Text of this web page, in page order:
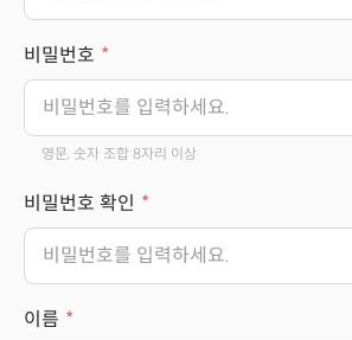
비밀번호
영문, 숫자 조합 8자리 이상
비밀번호 확인
이름